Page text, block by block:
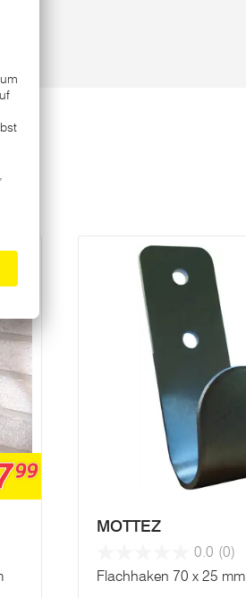
99
MOTTEZ
0.0 (0)
Flachhaken 70 x 25 mm